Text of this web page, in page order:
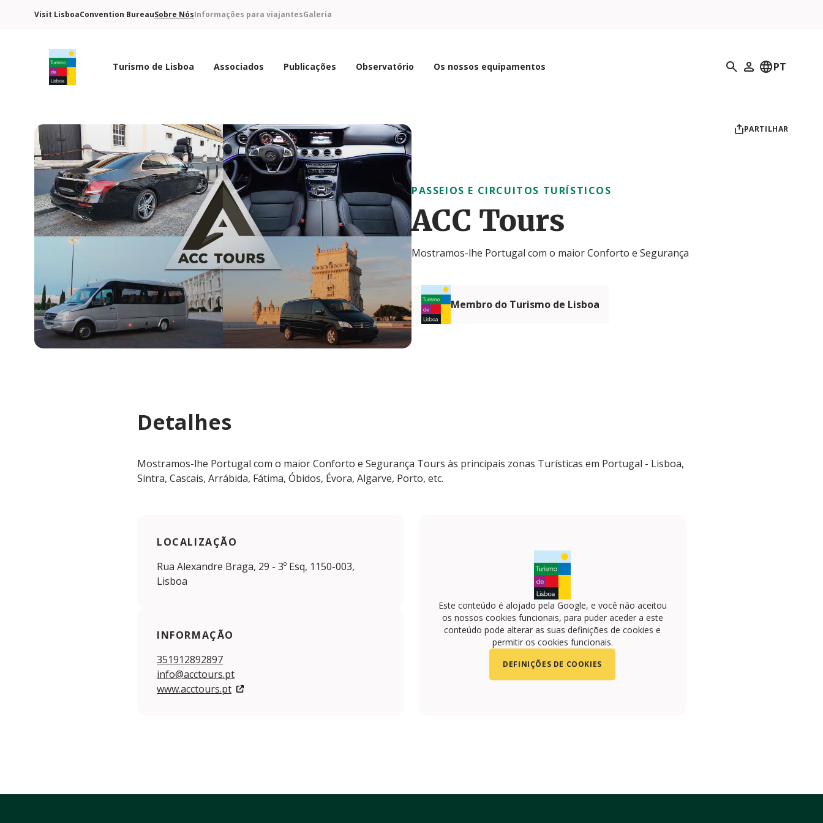
Visit LisboaConvention BureauSobre NósInformações para viajantesGaleria
Turismo de Lisboa Associados Publicações Observatório Os nossos equipamentos Pesquisar
O meu perfil
PT
PARTILHAR
PASSEIOS E CIRCUITOS TURÍSTICOS
ACC Tours
Mostramos-lhe Portugal com o maior Conforto e Segurança
Membro do Turismo de Lisboa
Detalhes
Mostramos-lhe Portugal com o maior Conforto e Segurança Tours às principais zonas Turísticas em Portugal - Lisboa,
Sintra, Cascais, Arrábida, Fátima, Óbidos, Évora, Algarve, Porto, etc.
LOCALIZAÇÃO
Rua Alexandre Braga, 29 - 3º Esq, 1150-003,
Lisboa
INFORMAÇÃO
351912892897
info@acctours.pt
www.acctours.pt
Este conteúdo é alojado pela Google, e você não aceitou
os nossos cookies funcionais, para puder aceder a este
conteúdo pode alterar as suas definições de cookies e
permitir os cookies funcionais.
DEFINIÇÕES DE COOKIES